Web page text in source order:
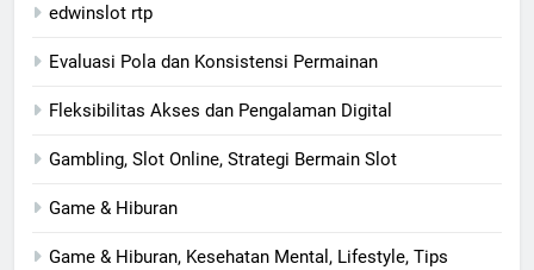
edwinslot rtp
Evaluasi Pola dan Konsistensi Permainan
Fleksibilitas Akses dan Pengalaman Digital
Gambling, Slot Online, Strategi Bermain Slot
Game & Hiburan
Game & Hiburan, Kesehatan Mental, Lifestyle, Tips